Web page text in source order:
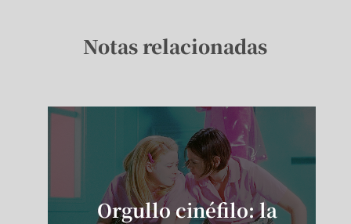
Notas relacionadas
Orgullo cinéfilo: la